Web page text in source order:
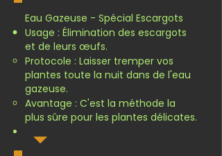
Eau Gazeuse - Spécial Escargots
Usage : Élimination des escargots
et de leurs œufs.
Protocole : Laisser tremper vos
plantes toute la nuit dans de l'eau
gazeuse.
Avantage : C'est la méthode la
plus sûre pour les plantes délicates.